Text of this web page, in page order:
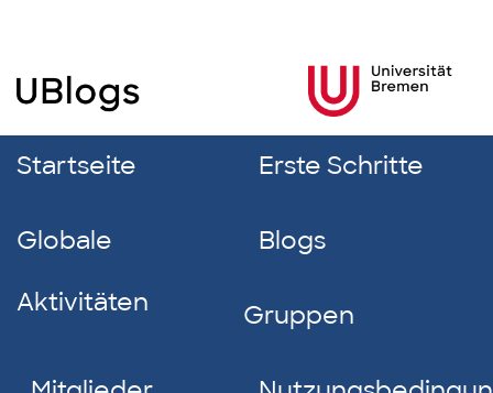
Startseite Erste Schritte
Globale
Aktivitäten
Blogs
Gruppen